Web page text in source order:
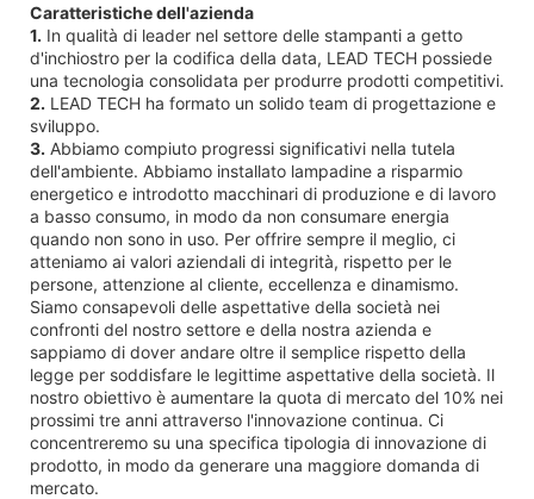
Caratteristiche dell'azienda
1. In qualità di leader nel settore delle stampanti a getto
d'inchiostro per la codifica della data, LEAD TECH possiede
una tecnologia consolidata per produrre prodotti competitivi.
2. LEAD TECH ha formato un solido team di progettazione e
sviluppo.
3. Abbiamo compiuto progressi significativi nella tutela
dell'ambiente. Abbiamo installato lampadine a risparmio
energetico e introdotto macchinari di produzione e di lavoro
a basso consumo, in modo da non consumare energia
quando non sono in uso. Per offrire sempre il meglio, ci
atteniamo ai valori aziendali di integrità, rispetto per le
persone, attenzione al cliente, eccellenza e dinamismo.
Siamo consapevoli delle aspettative della società nei
confronti del nostro settore e della nostra azienda e
sappiamo di dover andare oltre il semplice rispetto della
legge per soddisfare le legittime aspettative della società. Il
nostro obiettivo è aumentare la quota di mercato del 10% nei
prossimi tre anni attraverso l'innovazione continua. Ci
concentreremo su una specifica tipologia di innovazione di
prodotto, in modo da generare una maggiore domanda di
mercato.